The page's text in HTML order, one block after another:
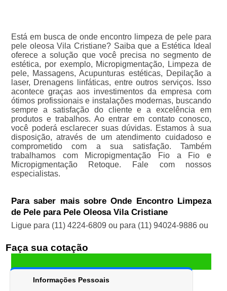
Está em busca de onde encontro limpeza de pele para
pele oleosa Vila Cristiane? Saiba que a Estética Ideal
oferece a solução que você precisa no segmento de
estética, por exemplo, Micropigmentação, Limpeza de
pele, Massagens, Acupunturas estéticas, Depilação a
laser, Drenagens linfáticas, entre outros serviços. Isso
acontece graças aos investimentos da empresa com
ótimos profissionais e instalações modernas, buscando
sempre a satisfação do cliente e a excelência em
produtos e trabalhos. Ao entrar em contato conosco,
você poderá esclarecer suas dúvidas. Estamos à sua
disposição, através de um atendimento cuidadoso e
comprometido com a sua satisfação. Também
trabalhamos com Micropigmentação Fio a Fio e
Micropigmentação Retoque. Fale com nossos
especialistas.
Para saber mais sobre Onde Encontro Limpeza
de Pele para Pele Oleosa Vila Cristiane
Ligue para (11) 4224-6809 ou para (11) 94024-9886ou
Faça sua cotação
Informações Pessoais